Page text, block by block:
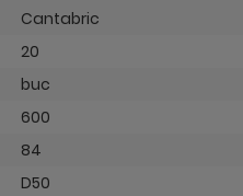
Cantabric
20
buc
600
84
D50